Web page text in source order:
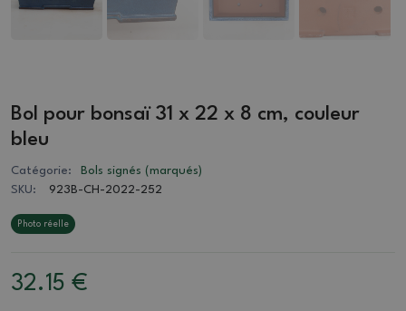
Bol pour bonsaï 31 x 22 x 8 cm, couleur
bleu
Catégorie:
Bols signés (marqués)
SKU:
923B-CH-2022-252
Photo réelle
32.15 €